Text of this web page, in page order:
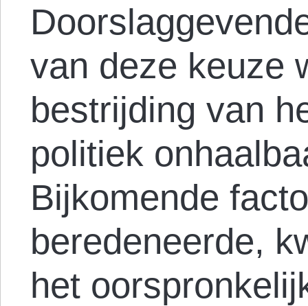
van deze keuze
bestrijding van
politiek
Bijkomende
beredeneerde,
het